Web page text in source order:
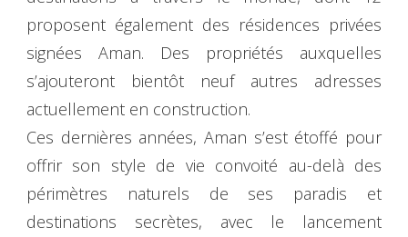
proposent également des résidences privées
signées Aman. Des propriétés auxquelles
s’ajouteront bientôt neuf autres adresses
actuellement en construction.
Ces dernières années, Aman s’est étoffé pour
offrir son style de vie convoité au-delà des
périmètres naturels de ses paradis et
destinations secrètes, avec le lancement